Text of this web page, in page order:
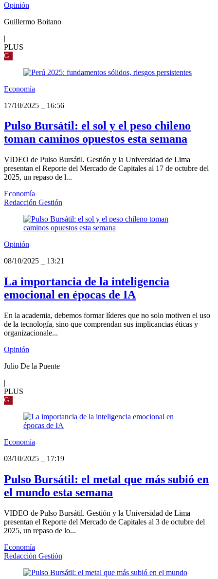
Opinión
Guillermo Boitano
|
PLUS
G
Economía
17/10/2025
16:56
Pulso Bursátil: el sol y el peso chileno
toman caminos opuestos esta semana
VIDEO de Pulso Bursátil. Gestión y la Universidad de Lima
presentan el Reporte del Mercado de Capitales al 17 de octubre del
2025, un repaso de l...
Economía
Redacción Gestión
Opinión
08/10/2025
13:21
La importancia de la inteligencia
emocional en épocas de IA
En la academia, debemos formar líderes que no solo motiven el uso
de la tecnología, sino que comprendan sus implicancias éticas y
organizacionale...
Opinión
Julio De la Puente
|
PLUS
G
Economía
03/10/2025
17:19
Pulso Bursátil: el metal que más subió en
el mundo esta semana
VIDEO de Pulso Bursátil. Gestión y la Universidad de Lima
presentan el Reporte del Mercado de Capitales al 3 de octubre del
2025, un repaso de lo...
Economía
Redacción Gestión